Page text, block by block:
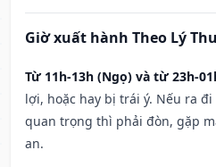
Giờ xuất hành Theo Lý
Từ 11h-13h (Ngọ) và từ 23h-
lợi, hoặc hay bị trái ý. Nếu ra
quan trọng thì phải đòn, gặp
an.